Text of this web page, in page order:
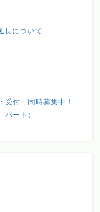
長について
付 同時募集中！
ート）